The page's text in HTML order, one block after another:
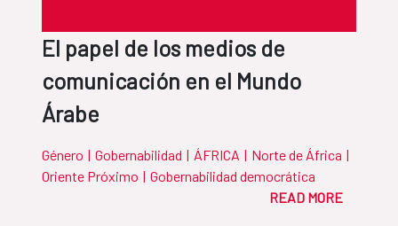
El papel de los medios de
comunicación en el Mundo
Árabe
Género | Gobernabilidad | ÁFRICA | Norte de África |
Oriente Próximo | Gobernabilidad democrática
READ MORE